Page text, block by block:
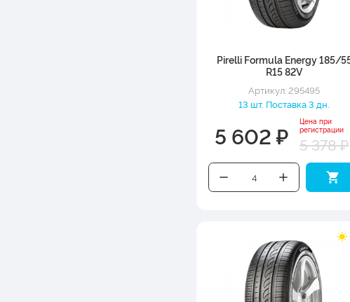
Pirelli Formula Energy 185/
R15 82V
Артикул: 295495
13 шт. Поставка 3 дн.
5 602 ₽
Цена при
регистрации
5 378 ₽